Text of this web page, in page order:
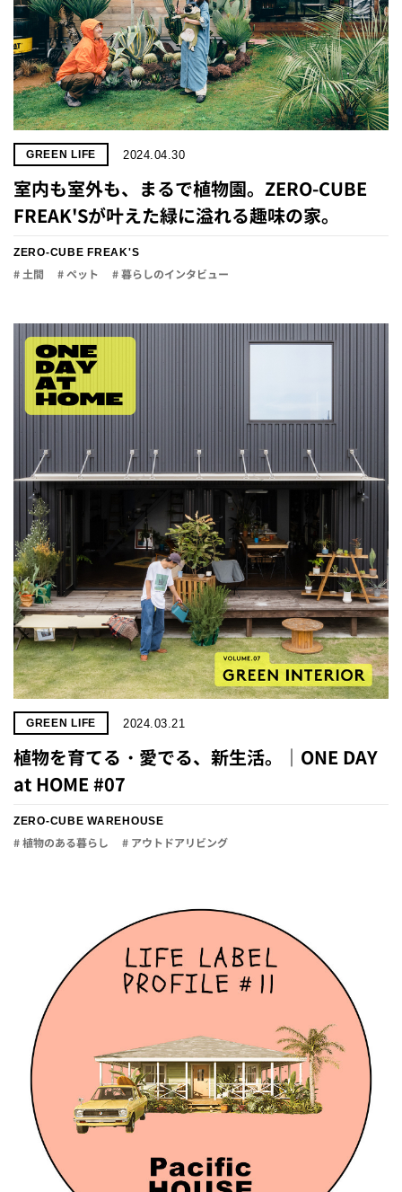
GREEN LIFE 2024.04.30
室内も室外も、まるで植物園。ZERO-CUBE
FREAK'Sが叶えた緑に溢れる趣味の家。
ZERO-CUBE FREAK'S
# 土間 # ペット # 暮らしのインタビュー
GREEN LIFE 2024.03.21
植物を育てる・愛でる、新生活。｜ONE DAY
at HOME #07
ZERO-CUBE WAREHOUSE
# 植物のある暮らし # アウトドアリビング